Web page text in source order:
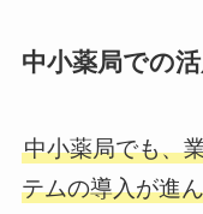
中小薬局での活
中小薬局でも、
テムの導入が進